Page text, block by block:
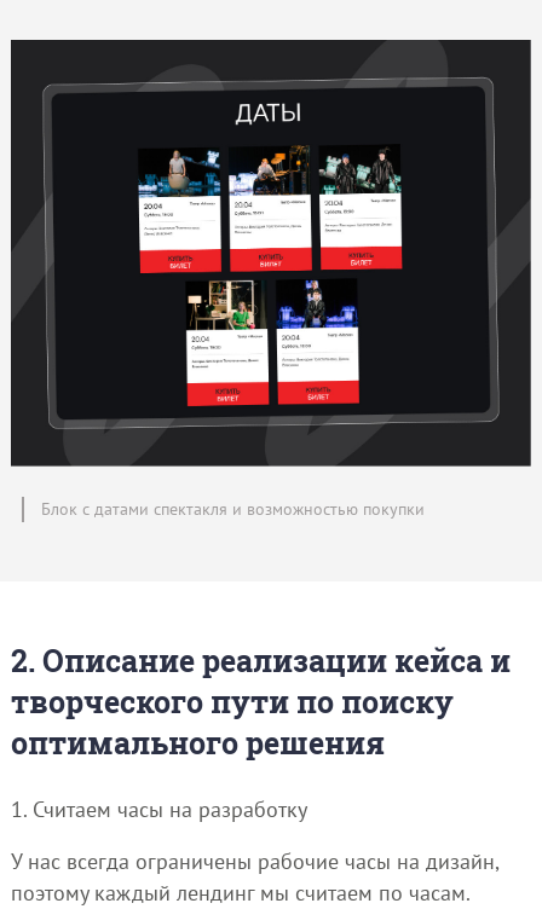
Блок с датами спектакля и возможностью покупки
2. Описание реализации кейса и
творческого пути по поиску
оптимального решения
1. Считаем часы на разработку
У нас всегда ограничены рабочие часы на дизайн,
поэтому каждый лендинг мы считаем по часам.